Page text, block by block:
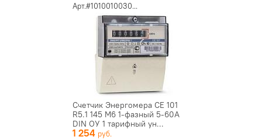
Арт.#1010010030...
Счетчик Энергомера CE 101
R5.1 145 М6 1-фазный 5-60А
DIN ОУ 1 тарифный ун...
1 254